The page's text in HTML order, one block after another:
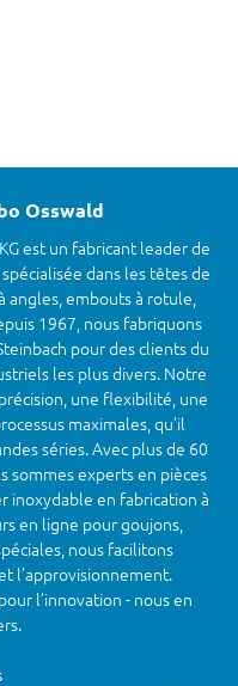
Osswald
est un fabricant leader de
dans les têtes de
angles, embouts à rotule,
1967, nous fabriquons
pour des clients du
les plus divers. Notre
une flexibilité, une
maximales, qu’il
séries. Avec plus de 60
sommes experts en pièces
inoxydable en fabrication à
en ligne pour goujons,
nous facilitons
l’approvisionnement.
l’innovation - nous en